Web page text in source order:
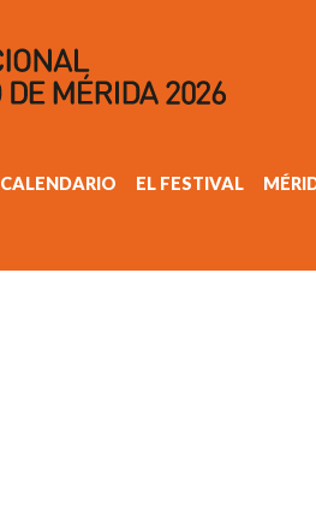
CALENDARIO EL FESTIVAL